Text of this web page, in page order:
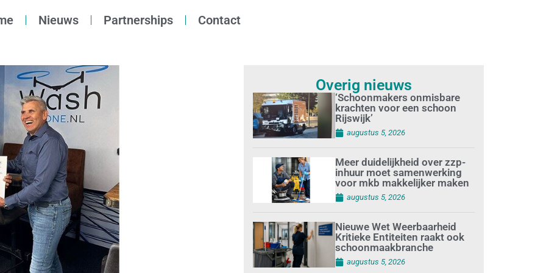
Nieuws Partnerships Contact
Overig nieuws
‘Schoonmakers onmisbare
krachten voor een schoon
Rijswijk’
augustus 5, 2026
Meer duidelijkheid over zzp-
inhuur moet samenwerking
voor mkb makkelijker maken
augustus 5, 2026
Nieuwe Wet Weerbaarheid
Kritieke Entiteiten raakt ook
schoonmaakbranche
augustus 5, 2026